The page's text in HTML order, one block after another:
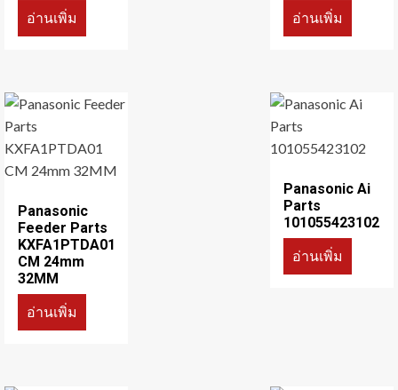
อ่านเพิ่ม
อ่านเพิ่ม
Panasonic
Feeder Parts
KXFA1PTDA01
CM 24mm
32MM
อ่านเพิ่ม
Panasonic Ai
Parts
101055423102
อ่านเพิ่ม